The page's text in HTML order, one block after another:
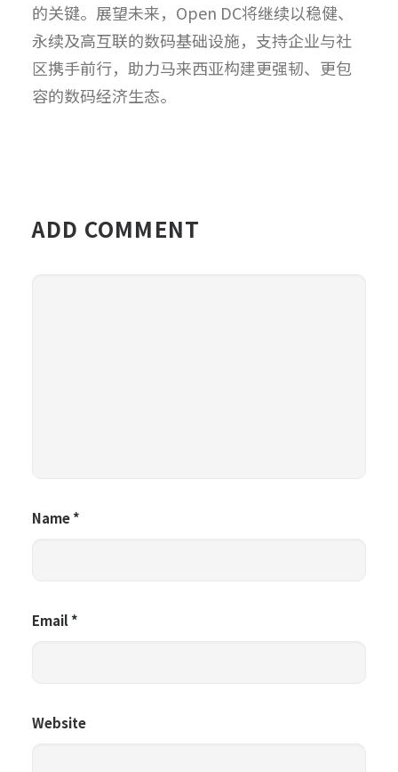
的关键。展望未来，Open DC将继续以稳健、
永续及高互联的数码基础设施，支持企业与社
区携手前行，助力马来西亚构建更强韧、更包
容的数码经济生态。
ADD COMMENT
Name*
Email*
Website